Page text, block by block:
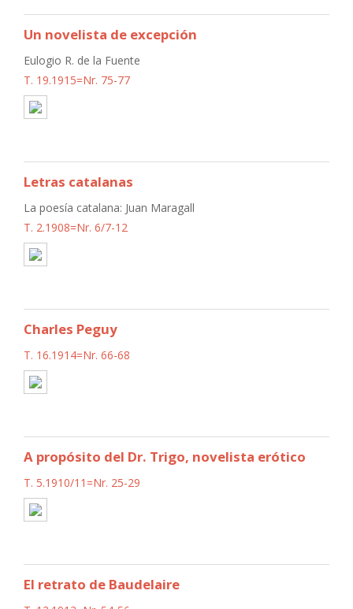
Un novelista de excepción
Eulogio R. de la Fuente
T. 19.1915=Nr. 75-77
Letras catalanas
La poesía catalana: Juan Maragall
T. 2.1908=Nr. 6/7-12
Charles Peguy
T. 16.1914=Nr. 66-68
A propósito del Dr. Trigo, novelista erótico
T. 5.1910/11=Nr. 25-29
El retrato de Baudelaire